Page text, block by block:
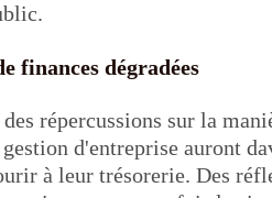
finances dégradées
répercussions sur la
d'entreprise auront
à leur trésorerie. Des